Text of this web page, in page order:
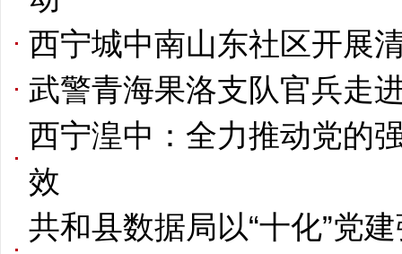
西宁城中南山东社区开展
武警青海果洛支队官兵走
西宁湟中：全力推动党的
效
共和县数据局以“十化”党